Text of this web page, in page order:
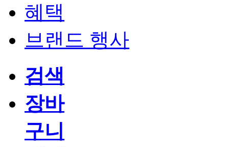
혜택
브랜드 행사
검색
장바
구니